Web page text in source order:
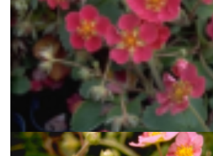
Aardbei
Fragaria 'Red Ruby'